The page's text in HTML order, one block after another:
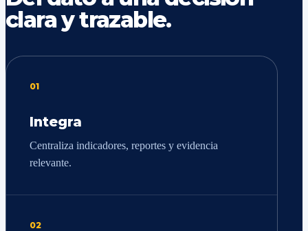
clara y trazable.
01
Integra
Centraliza indicadores, reportes y evidencia
relevante.
02